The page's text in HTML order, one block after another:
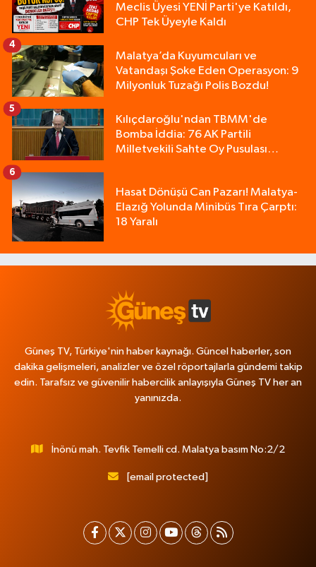
Meclis Üyesi YENİ Parti'ye Katıldı,
CHP Tek Üyeyle Kaldı
Malatya’da Kuyumcuları ve
Vatandaşı Şoke Eden Operasyon: 9
Milyonluk Tuzağı Polis Bozdu!
4
Kılıçdaroğlu'ndan TBMM'de
Bomba İddia: 76 AK Partili
Milletvekili Sahte Oy Pusulası
5
Hasat Dönüşü Can Pazarı! Malatya-
Elazığ Yolunda Minibüs Tıra Çarptı:
18 Yaralı
6
Güneş TV, Türkiye'nin haber kaynağı. Güncel haberler, son
dakika gelişmeleri, analizler ve özel röportajlarla gündemi takip
edin. Tarafsız ve güvenilir habercilik anlayışıyla Güneş TV her an
yanınızda.
İnönü mah. Tevfik Temelli cd. Malatya basım No:2/2
[email protected]